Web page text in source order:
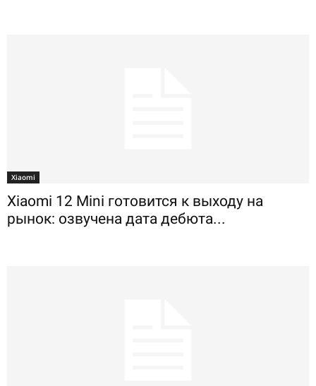
Xiaomi
Xiaomi 12 Mini готовится к выходу на
рынок: озвучена дата дебюта...